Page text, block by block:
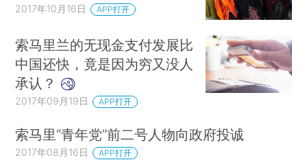
2017年10月16日 APP打开
索马里兰的无现金支付发展比
中国还快，竟是因为穷又没人
承认？
2017年09月19日 APP打开
索马里“青年党”前二号人物向政府投诚
2017年08月16日 APP打开